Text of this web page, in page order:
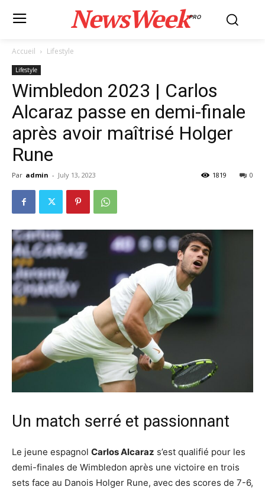
NewsWeekPRO
Accueil Lifestyle
Lifestyle
Wimbledon 2023 | Carlos
Alcaraz passe en demi-finale
après avoir maîtrisé Holger
Rune
Par admin - July 13, 2023 0
1819
Un match serré et passionnant
Le jeune espagnol Carlos Alcaraz s’est qualifié pour les
demi-finales de Wimbledon après une victoire en trois
sets face au Danois Holger Rune, avec des scores de 7-6,